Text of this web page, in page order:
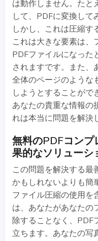
は動作しません。たと
して、PDFに変換して
しかし、これは圧縮す
これは大きな要素は、
PDFファイルになった
されますです。また、
全体のページのような
しようとすることがで
あなたの貴重な情報の
れは本当に問題を解決
無料のPDFコンプ
果的なソリューシ
この問題を解決する最
かもしれないよりも簡
ファイル圧縮の使用を
は、あなたがあなたの
除することなく、PDF
立ちます。あなたの写